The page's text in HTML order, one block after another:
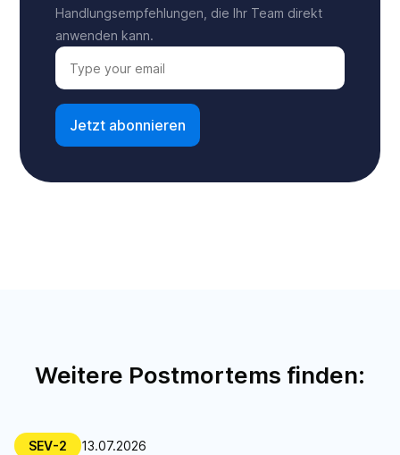
Handlungsempfehlungen, die Ihr Team direkt
anwenden kann.
Weitere Postmortems finden:
SEV-2 13.07.2026